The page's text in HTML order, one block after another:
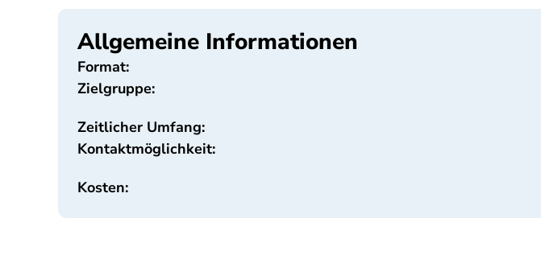
Allgemeine Informationen
Format:
Zielgruppe:
Zeitlicher Umfang:
Kontaktmöglichkeit:
Kosten: